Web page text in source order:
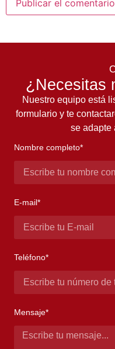
¿Necesitas
Nuestro equipo está
formulario y te
se adapte
Nombre completo*
E-mail*
Teléfono*
Mensaje*